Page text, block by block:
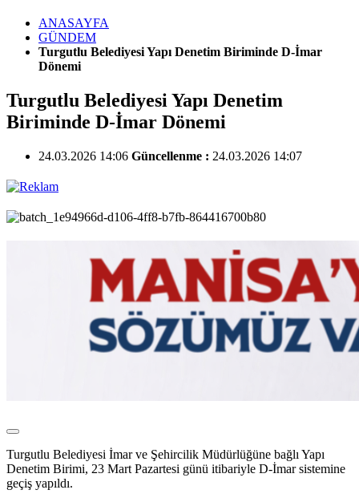
ANASAYFA
GÜNDEM
Turgutlu Belediyesi Yapı Denetim Biriminde D-İmar
Dönemi
Turgutlu Belediyesi Yapı Denetim
Biriminde D-İmar Dönemi
24.03.2026 14:06 Güncellenme : 24.03.2026 14:07
Turgutlu Belediyesi İmar ve Şehircilik Müdürlüğüne bağlı Yapı
Denetim Birimi, 23 Mart Pazartesi günü itibariyle D-İmar sistemine
geçiş yapıldı.